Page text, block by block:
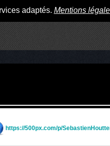
adaptés. Mentions
https://500px.com/p/